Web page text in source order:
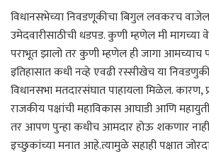
विधानसभेच्या निवडणूकीचा बिगुल लवकरच
उमेदवारीसाठीची धडपड. कुणी म्हणेल मी मागच्या
पराभूत झालो तर कुणी म्हणेल ही जागा आमच्याच
इतिहासात कधी नव्हे एवढी रस्सीखेच या
विधानसभा मतदारसंघात पाहायला मिळेल. कारण,
राजकीय पक्षांची महाविकास आघाडी आणि
तर आपण पुन्हा कधीच आमदार होऊ शकणार
इच्छुकांच्या मनात आहे.त्यामुळे सहाही पक्षात